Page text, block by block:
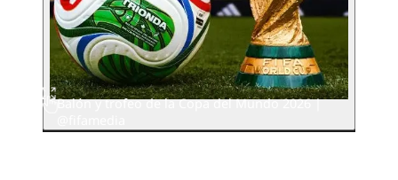
Balón y trofeo de la Copa del Mundo 2026 |